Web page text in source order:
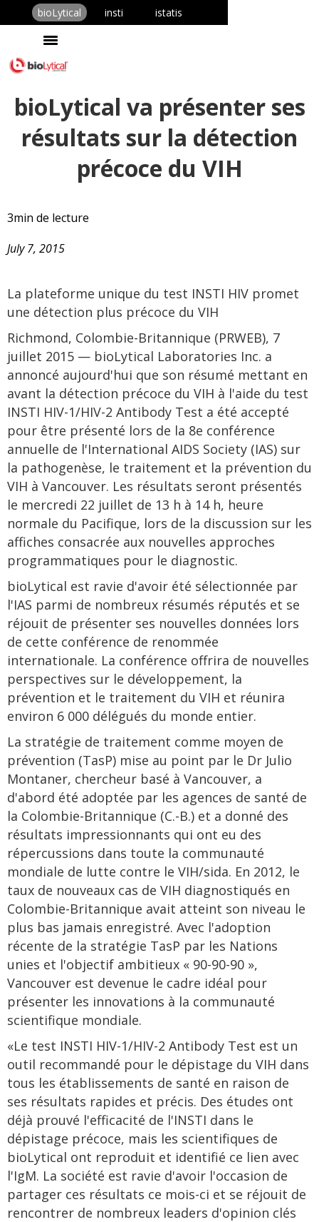
bioLytical insti istatis
bioLytical va présenter ses
résultats sur la détection
précoce du VIH
3min de lecture
July 7, 2015
La plateforme unique du test INSTI HIV promet
une détection plus précoce du VIH
Richmond, Colombie-Britannique (PRWEB), 7
juillet 2015 — bioLytical Laboratories Inc. a
annoncé aujourd'hui que son résumé mettant en
avant la détection précoce du VIH à l'aide du test
INSTI HIV-1/HIV-2 Antibody Test a été accepté
pour être présenté lors de la 8e conférence
annuelle de l'International AIDS Society (IAS) sur
la pathogenèse, le traitement et la prévention du
VIH à Vancouver. Les résultats seront présentés
le mercredi 22 juillet de 13 h à 14 h, heure
normale du Pacifique, lors de la discussion sur les
affiches consacrée aux nouvelles approches
programmatiques pour le diagnostic.
bioLytical est ravie d'avoir été sélectionnée par
l'IAS parmi de nombreux résumés réputés et se
réjouit de présenter ses nouvelles données lors
de cette conférence de renommée
internationale. La conférence offrira de nouvelles
perspectives sur le développement, la
prévention et le traitement du VIH et réunira
environ 6 000 délégués du monde entier.
La stratégie de traitement comme moyen de
prévention (TasP) mise au point par le Dr Julio
Montaner, chercheur basé à Vancouver, a
d'abord été adoptée par les agences de santé de
la Colombie-Britannique (C.-B.) et a donné des
résultats impressionnants qui ont eu des
répercussions dans toute la communauté
mondiale de lutte contre le VIH/sida. En 2012, le
taux de nouveaux cas de VIH diagnostiqués en
Colombie-Britannique avait atteint son niveau le
plus bas jamais enregistré. Avec l'adoption
récente de la stratégie TasP par les Nations
unies et l'objectif ambitieux « 90-90-90 »,
Vancouver est devenue le cadre idéal pour
présenter les innovations à la communauté
scientifique mondiale.
«Le test INSTI HIV-1/HIV-2 Antibody Test est un
outil recommandé pour le dépistage du VIH dans
tous les établissements de santé en raison de
ses résultats rapides et précis. Des études ont
déjà prouvé l'efficacité de l'INSTI dans le
dépistage précoce, mais les scientifiques de
bioLytical ont reproduit et identifié ce lien avec
l'IgM. La société est ravie d'avoir l'occasion de
partager ces résultats ce mois-ci et se réjouit de
rencontrer de nombreux leaders d'opinion clés